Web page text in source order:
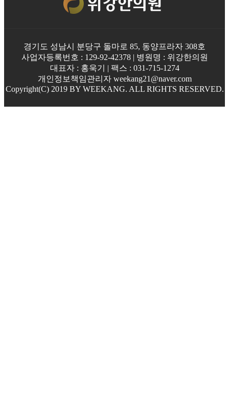
경기도 성남시 분당구 돌마로 85, 동양프라자 308호
사업자등록번호 : 129-92-42378 | 병원명 : 위강한의원
대표자 : 홍욱기 | 팩스 : 031-715-1274
개인정보책임관리자 weekang21@naver.com
Copyright(C) 2019 BY WEEKANG. ALL RIGHTS RESERVED.